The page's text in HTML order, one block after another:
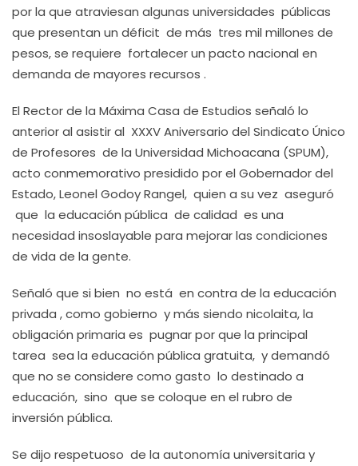
por la que atraviesan algunas universidades públicas
que presentan un déficit de más tres mil millones de
pesos, se requiere fortalecer un pacto nacional en
demanda de mayores recursos .
El Rector de la Máxima Casa de Estudios señaló lo
anterior al asistir al XXXV Aniversario del Sindicato Único
de Profesores de la Universidad Michoacana (SPUM),
acto conmemorativo presidido por el Gobernador del
Estado, Leonel Godoy Rangel, quien a su vez aseguró
que la educación pública de calidad es una
necesidad insoslayable para mejorar las condiciones
de vida de la gente.
Señaló que si bien no está en contra de la educación
privada , como gobierno y más siendo nicolaita, la
obligación primaria es pugnar por que la principal
tarea sea la educación pública gratuita, y demandó
que no se considere como gasto lo destinado a
educación, sino que se coloque en el rubro de
inversión pública.
Se dijo respetuoso de la autonomía universitaria y